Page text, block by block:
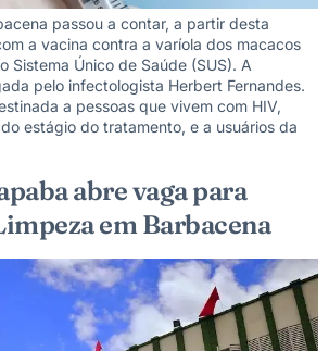
passou a contar, a partir desta
a vacina contra a varíola dos macacos
Sistema Único de Saúde (SUS). A
pelo infectologista Herbert Fernandes.
a pessoas que vivem com HIV,
estágio do tratamento, e a usuários da
abre vaga para
em Barbacena